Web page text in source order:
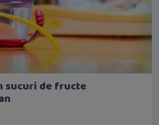
sucuri de fructe